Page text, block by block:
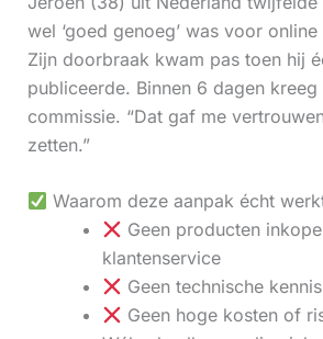
wel ‘goed genoeg’ was voor
Zijn doorbraak kwam pas toen hij
publiceerde. Binnen 6 dagen
commissie. “Dat gaf me
zetten.”
Waarom deze aanpak écht
Geen producten
klantenservice
Geen technische
Geen hoge kosten of